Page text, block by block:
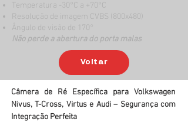
Temperatura -30°C a +70°C
Resolução de imagem CVBS (800x480)
Ângulo de visão de 170°
Não perde a abertura do porta malas
Voltar
Câmera de Ré Específica para Volkswagen
Nivus, T-Cross, Virtus e Audi – Segurança com
Integração Perfeita